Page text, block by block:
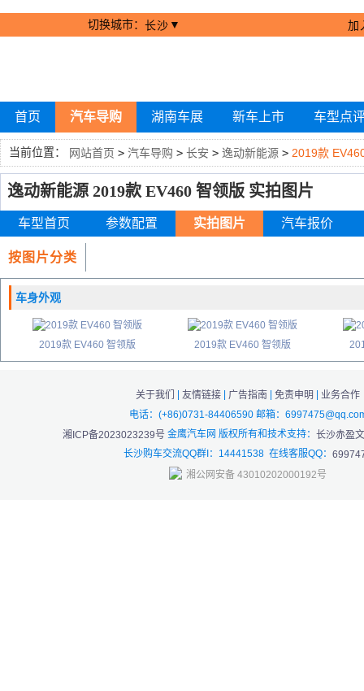
切换城市： 长沙 ▼ 加
首页 汽车导购 湖南车展 新车上市 车型点
当前位置： 网站首页 > 汽车导购 > 长安 > 逸动新能源 > 2019款
逸动新能源 2019款 EV460 智领版 实拍图片
车型首页 参数配置 实拍图片 汽车报价
按图片分类
车身外观
2019款 EV460 智领版 2019款 EV460 智领版
关于我们 | 友情链接 | 广告指南 | 免责申明 | 业务合作
电话：(+86)0731-84406590 邮箱：
湘ICP备2023023239号 金鹰汽车网 版权所有和技术支持： 长沙赤盈
长沙购车交流QQ群I：14441538 在线客服QQ：
湘公网安备 43010202000192号